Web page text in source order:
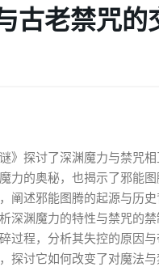
古老禁咒的
》探讨了深渊魔力与禁咒
力的奥秘，也揭示了邪能
阐述邪能图腾的起源与历
深渊魔力的特性与禁咒的
过程，分析其失控的原因
探讨它如何改变了对魔法